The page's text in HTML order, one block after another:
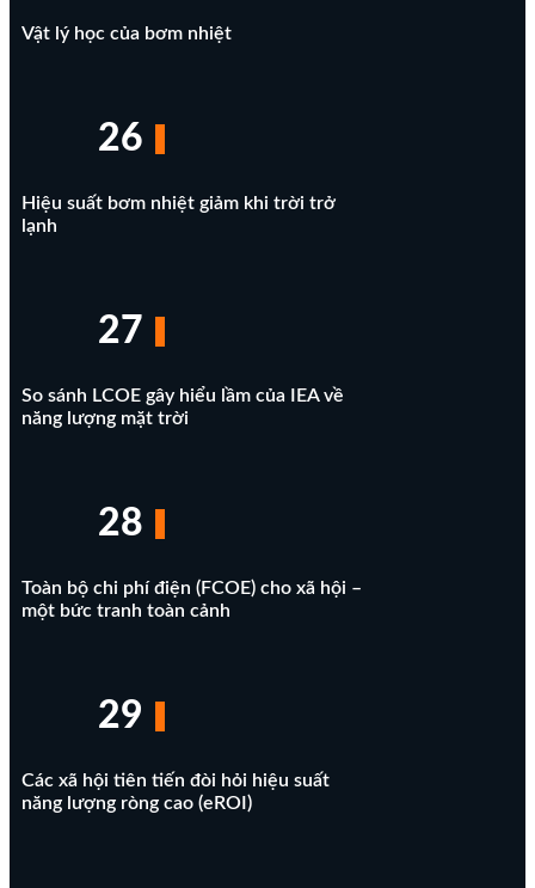
Vật lý học của bơm nhiệt
26
Hiệu suất bơm nhiệt giảm khi trời trở
lạnh
27
So sánh LCOE gây hiểu lầm của IEA về
năng lượng mặt trời
28
Toàn bộ chi phí điện (FCOE) cho xã hội –
một bức tranh toàn cảnh
29
Các xã hội tiên tiến đòi hỏi hiệu suất
năng lượng ròng cao (eROI)